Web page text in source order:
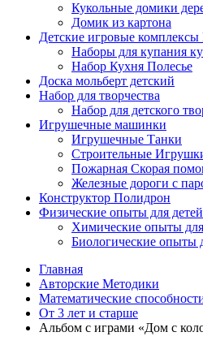
Кукольные домики
Домик из картона
Детские игровые
Наборы для купания
Набор Кухня Полесье
Доска мольберт детский
Набор для творчества
Набор для детского
Игрушечные машинки
Игрушечные Танки
Строительные
Пожарная Скорая
Железные дороги с
Конструктор Полидрон
Физические опыты для детей
Химические опыты для
Биологические опыты
Главная
Авторские Методики
Математические
От 3 лет и старше
Альбом с играми «Дом с